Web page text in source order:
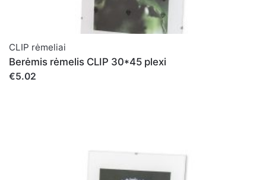
CLIP rėmeliai
Berėmis rėmelis CLIP 30*45 plexi
€5.02